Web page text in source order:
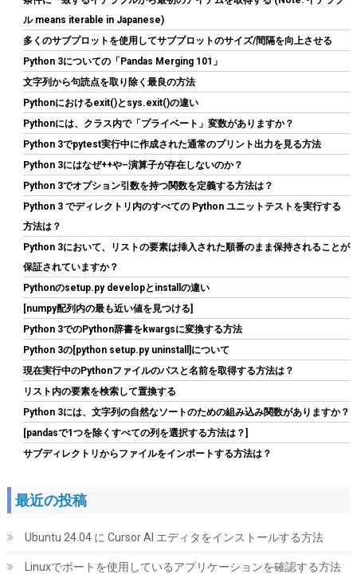
シー・エフ・デー販売 CFD販売 CFD Standard デスクトップ用 メ
モリ DDR4 3200 (PC4-25600) 16GB×2枚 288pin DIMM 相性保証
W4U3200CS-16G
(5421032) GBP 157.20 (2026-08-09 04:05 GMT +09:00 時点 -
はこちら
Hanye SSD 1TB PCIe Gen4x4 M.2 NVMe 2280 ヒートシンク搭載
新型PS5 / PS5動作確認済み R:7400MB/s W:6500MB/s 高耐久3D
NAND TLC HE70 正規代理店品メーカー5年保証
(5462755) GBP 136.52 (2026-08-09 04:05 GMT +09:00 時点 -
はこちら)
ル means iterable in Japanese)
多くのサブプロットを使用してサブプロットのサイズ/間隔を向上させる
Python 3についての「Pandas Merging 101」
文字列から句読点を取り除く最良の方法
Pythonにおけるexit()とsys.exit()の違い
Pythonには、クラス内で「プライベート」変数がありますか？
Python 3でpytest実行中に作成された通常のプリント出力を見る方法
Python 3にはなぜ++や–演算子が存在しないのか？
Python 3でオプション引数を持つ関数を定義する方法は？
Python 3 でディレクトリ内のすべての Python ユニットテストを実行する
方法は？
Python 3において、リストの要素は挿入された順番のまま保持されることが
保証されていますか？
Pythonのsetup.py developとinstallの違い
[numpy配列内の最も近い値を見つける]
Python 3でのPython辞書をkwargsに変換する方法
Python 3の[python setup.py uninstall]について
現在実行中のPythonファイルのパスと名前を取得する方法は？
リスト内の要素を検索して置換する
Python 3には、文字列の自然なソートのための組み込み関数がありますか？
[pandasで1つを除くすべての列を選択する方法は？]
サブディレクトリからファイルをインポートする方法は？
最近の投稿
Ubuntu 24.04 に Cursor AI エディタをインストールする方法
Linuxでポートを使用しているアプリケーションを確認する方法